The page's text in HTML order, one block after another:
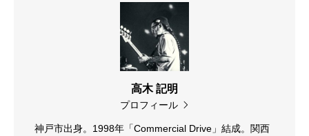
高木 記明
プロフィール
神戸市出身。1998年「Commercial Drive」結成。関西